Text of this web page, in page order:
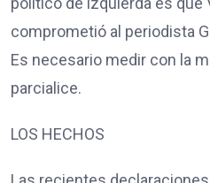
comprometió al periodista
Es necesario medir con la
parcialice.
LOS HECHOS